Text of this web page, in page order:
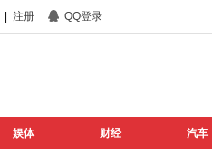
注册 QQ登录
娱体 财经 汽车